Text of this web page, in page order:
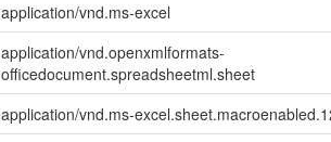
application/vnd.ms-excel
application/vnd.openxmlformats-
officedocument.spreadsheetml.sheet
application/vnd.ms-